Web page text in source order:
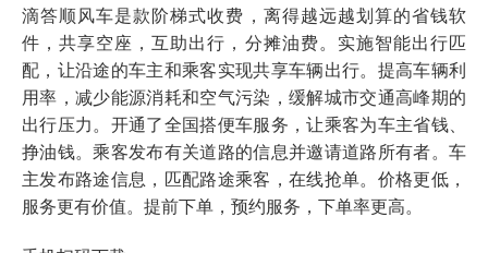
滴答顺风车是款阶梯式收费，离得越远越划算的省钱软
件，共享空座，互助出行，分摊油费。实施智能出行匹
配，让沿途的车主和乘客实现共享车辆出行。提高车辆利
用率，减少能源消耗和空气污染，缓解城市交通高峰期的
出行压力。开通了全国搭便车服务，让乘客为车主省钱、
挣油钱。乘客发布有关道路的信息并邀请道路所有者。车
主发布路途信息，匹配路途乘客，在线抢单。价格更低，
服务更有价值。提前下单，预约服务，下单率更高。